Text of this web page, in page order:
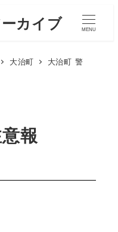
カイブ MENU
大治町
大治町 警
報